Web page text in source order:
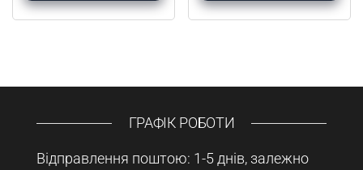
ГРАФІК РОБОТИ
Відправлення поштою: 1-5 днів, залежно